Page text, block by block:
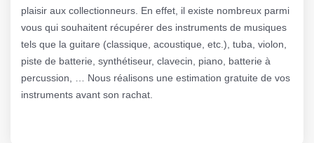
plaisir aux collectionneurs. En effet, il existe nombreux parmi
vous qui souhaitent récupérer des instruments de musiques
tels que la guitare (classique, acoustique, etc.), tuba, violon,
piste de batterie, synthétiseur, clavecin, piano, batterie à
percussion, … Nous réalisons une estimation gratuite de vos
instruments avant son rachat.